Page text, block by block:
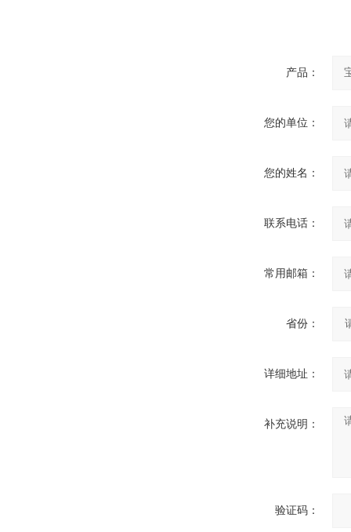
产品：
您的单位：
您的姓名：
联系电话：
常用邮箱：
省份：
详细地址：
补充说明：
验证码：